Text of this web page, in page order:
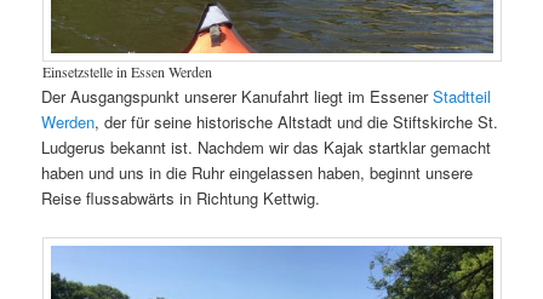
Einsetzstelle in Essen Werden
Der Ausgangspunkt unserer Kanufahrt liegt im EssenerStadtteil
Werden, der für seine historische Altstadt und die Stiftskirche St.
Ludgerus bekannt ist. Nachdem wir das Kajak startklar gemacht
haben und uns in die Ruhr eingelassen haben, beginnt unsere
Reise flussabwärts in Richtung Kettwig.